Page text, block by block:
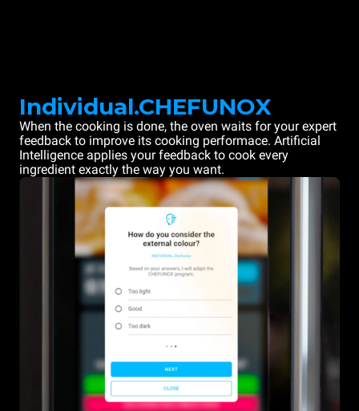
Individual.CHEFUNOX
When the cooking is done, the oven waits for your expert
feedback to improve its cooking performace. Artificial
Intelligence applies your feedback to cook every
ingredient exactly the way you want.